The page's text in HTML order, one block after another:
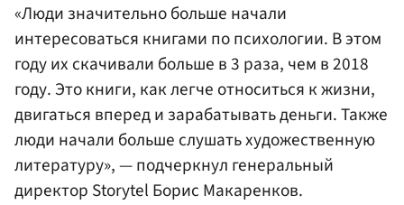
«Люди значительно больше начали
интересоваться книгами по психологии. В этом
году их скачивали больше в 3 раза, чем в 2018
году. Это книги, как легче относиться к жизни,
двигаться вперед и зарабатывать деньги. Также
люди начали больше слушать художественную
литературу», — подчеркнул генеральный
директор Storytel Борис Макаренков.